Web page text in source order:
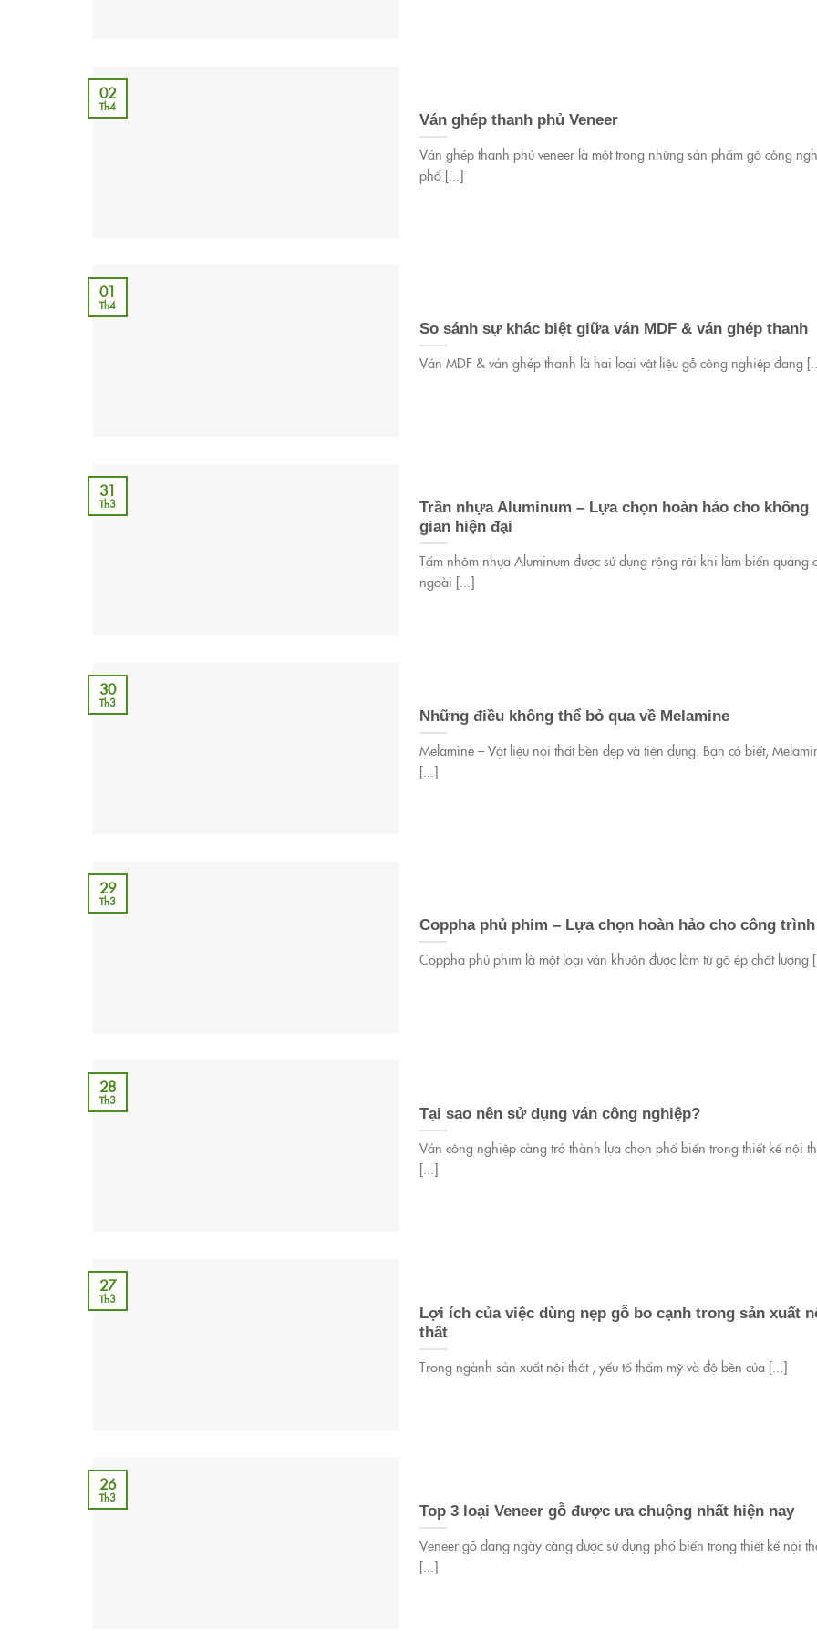
Ván ghép thanh phủ Veneer
Ván ghép thanh phủ veneer là một trong những sản phẩm gỗ công
phổ [...]
02
Th4
So sánh sự khác biệt giữa ván MDF & ván ghép thanh
Ván MDF & ván ghép thanh là hai loại vật liệu gỗ công nghiệp đang
01
Th4
Trần nhựa Aluminum – Lựa chọn hoàn hảo cho không
gian hiện đại
Tấm nhôm nhựa Aluminum được sử dụng rộng rãi khi làm biển quảng
ngoài [...]
31
Th3
Những điều không thể bỏ qua về Melamine
Melamine – Vật liệu nội thất bền đẹp và tiện dụng. Bạn có biết,
[...]
30
Th3
Coppha phủ phim – Lựa chọn hoàn hảo cho công trình
Coppha phủ phim là một loại ván khuôn được làm từ gỗ ép chất lượng
29
Th3
Tại sao nên sử dụng ván công nghiệp?
Ván công nghiệp càng trở thành lựa chọn phổ biến trong thiết kế nội
[...]
28
Th3
Lợi ích của việc dùng nẹp gỗ bo cạnh trong sản xuất
thất
Trong ngành sản xuất nội thất , yếu tố thẩm mỹ và độ bền của [...]
27
Th3
Top 3 loại Veneer gỗ được ưa chuộng nhất hiện nay
Veneer gỗ đang ngày càng được sử dụng phổ biến trong thiết kế nội
[...]
26
Th3